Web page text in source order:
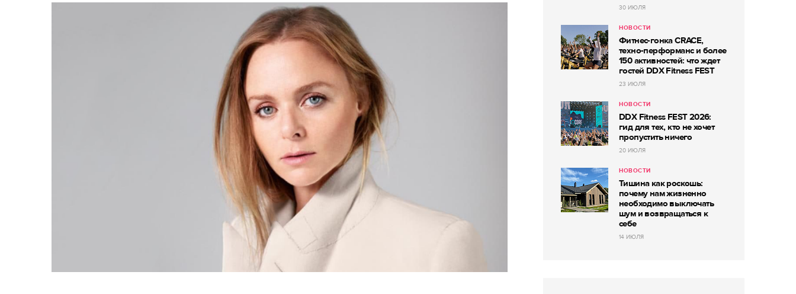
30 ИЮЛЯ
НОВОСТИ
Фитнес-гонка CRACE,
техно-перформанс и более
150 активностей: что ждет
гостей DDX Fitness FEST
23 ИЮЛЯ
НОВОСТИ
DDX Fitness FEST 2026:
гид для тех, кто не хочет
пропустить ничего
20 ИЮЛЯ
НОВОСТИ
Тишина как роскошь:
почему нам жизненно
необходимо выключать
шум и возвращаться к
себе
14 ИЮЛЯ